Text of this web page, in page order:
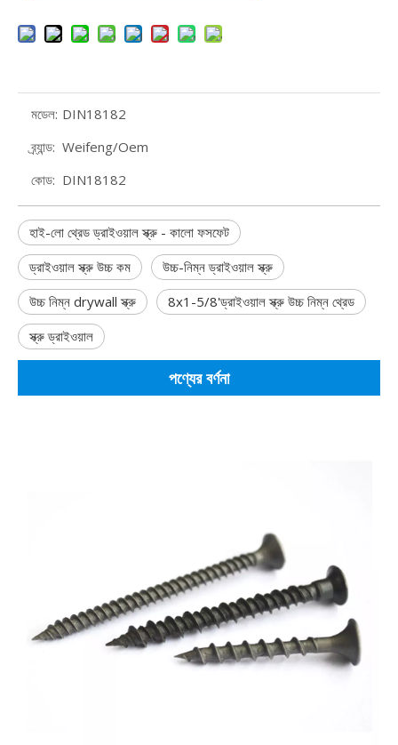
মডেল: DIN18182
ব্র্যান্ড: Weifeng/Oem
কোড: DIN18182
হাই-লো থ্রেড ড্রাইওয়াল স্ক্রু - কালো ফসফেট
ড্রাইওয়াল স্ক্রু উচ্চ কম
উচ্চ-নিম্ন ড্রাইওয়াল স্ক্রু
উচ্চ নিম্ন drywall স্ক্রু
8x1-5/8'ড্রাইওয়াল স্ক্রু উচ্চ নিম্ন থ্রেড
স্ক্রু ড্রাইওয়াল
পণ্যের বর্ণনা